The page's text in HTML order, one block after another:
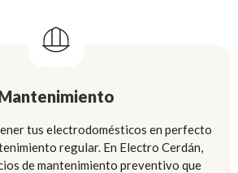
tus electrodomésticos en perfecto
regular. En Electro Cerdán,
de mantenimiento preventivo que